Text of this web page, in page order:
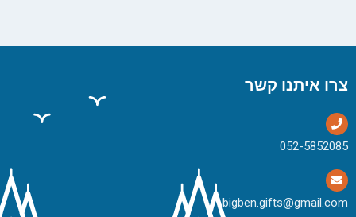
צרו איתנו קשר
bigben.gifts@gmail.com